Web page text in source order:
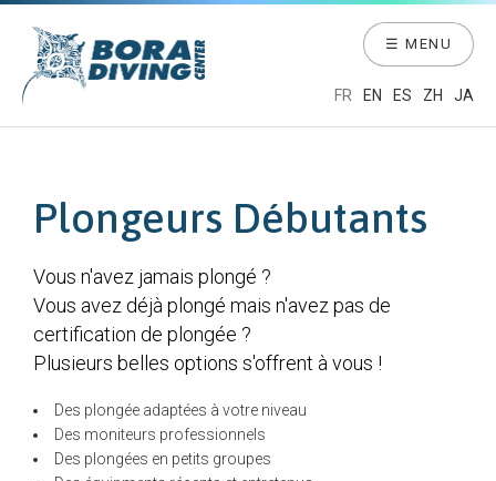
FR EN ES ZH JA
☰ MENU
Plongeurs Débutants
Vous n'avez jamais plongé ?
Vous avez déjà plongé mais n'avez pas de
certification de plongée ?
Plusieurs belles options s'offrent à vous !
Des plongée adaptées à votre niveau
Des moniteurs professionnels
Des plongées en petits groupes